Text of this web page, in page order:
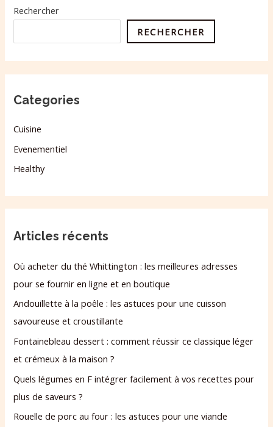
Rechercher
RECHERCHER
Categories
Cuisine
Evenementiel
Healthy
Articles récents
Où acheter du thé Whittington : les meilleures adresses
pour se fournir en ligne et en boutique
Andouillette à la poêle : les astuces pour une cuisson
savoureuse et croustillante
Fontainebleau dessert : comment réussir ce classique léger
et crémeux à la maison ?
Quels légumes en F intégrer facilement à vos recettes pour
plus de saveurs ?
Rouelle de porc au four : les astuces pour une viande